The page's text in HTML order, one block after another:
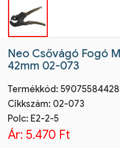
Neo Csővágó Fogó
42mm 02-073
Termékkód:
Cikkszám: 02-073
Polc: E2-2-5
Ár: 5.470 Ft